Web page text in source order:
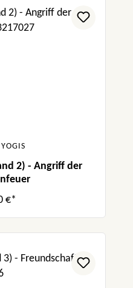
2) - Angriff der
€*